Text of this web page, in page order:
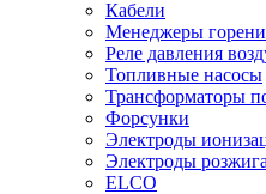
Кабели
Менеджеры
Реле давления
Топливные насосы
Трансформаторы
Форсунки
Электроды
Электроды розжига
ELCO